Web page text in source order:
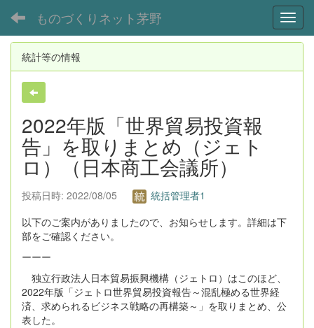
ものづくりネット茅野
統計等の情報
2022年版「世界貿易投資報
告」を取りまとめ（ジェト
ロ）（日本商工会議所）
投稿日時: 2022/08/05
統括管理者1
以下のご案内がありましたので、お知らせします。詳細は下
部をご確認ください。
ーーー
独立行政法人日本貿易振興機構（ジェトロ）はこのほど、
2022年版「ジェトロ世界貿易投資報告～混乱極める世界経
済、求められるビジネス戦略の再構築～」を取りまとめ、公
表した。